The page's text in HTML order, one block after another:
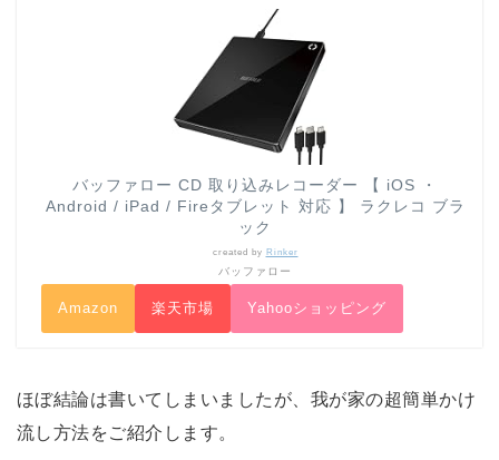
バッファロー CD 取り込みレコーダー 【 iOS ・
Android / iPad / Fireタブレット 対応 】 ラクレコ ブラ
ック
created by Rinker
バッファロー
Amazon 楽天市場 Yahooショッピング
ほぼ結論は書いてしまいましたが、我が家の超簡単かけ
流し方法をご紹介します。